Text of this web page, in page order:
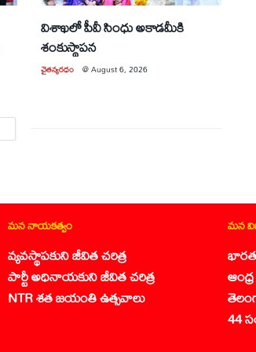
విశాఖలో పీవీ సింధు అకాడమీకి
శంకుస్థాపన
చైతన్యరధం @August 6, 2026
మన నాయకత్వం
వ్యవస్థాపకుని జీవిత చరిత్ర
పార్టీ అధినాయకుని జీవిత చరిత్ర
NTR శత జయంతి ఉత్సవాలు
మన
44